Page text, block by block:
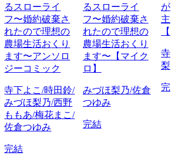
るスローライ
フ〜婚約破棄さ
れたので理想の
農場生活おくり
ます〜アンソロ
ジーコミック
寺下よこ/時田鈴/
みづほ梨乃/西野
ももあ/梅花まこ/
佐倉つゆみ
完結
るスローライ
フ〜婚約破棄さ
れたので理想の
農場生活おくり
ます〜【マイク
ロ】
みづほ梨乃/佐倉
つゆみ
完結
が
主
寺
梨
完